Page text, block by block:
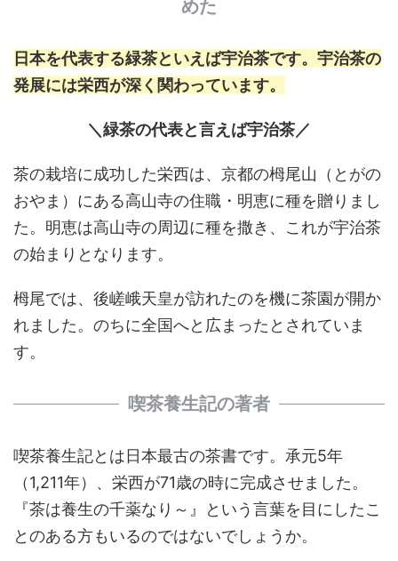
めた
日本を代表する緑茶といえば宇治茶です。宇治茶の
発展には栄西が深く関わっています。
＼緑茶の代表と言えば宇治茶／
茶の栽培に成功した栄西は、京都の栂尾山（とがの
おやま）にある高山寺の住職・明恵に種を贈りまし
た。明恵は高山寺の周辺に種を撒き、これが宇治茶
の始まりとなります。
栂尾では、後嵯峨天皇が訪れたのを機に茶園が開か
れました。のちに全国へと広まったとされていま
す。
喫茶養生記の著者
喫茶養生記とは日本最古の茶書です。承元5年
（1,211年）、栄西が71歳の時に完成させました。
『茶は養生の千薬なり～』という言葉を目にしたこ
とのある方もいるのではないでしょうか。